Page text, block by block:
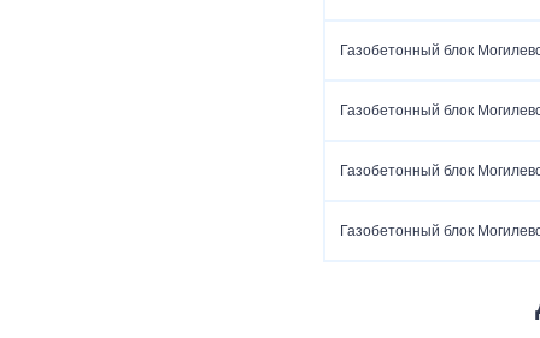
Газобетонный блок
Газобетонный блок
Газобетонный блок
Газобетонный блок